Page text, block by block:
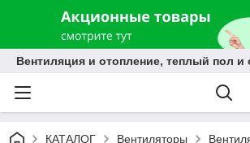
Вентиляция и отопление, теплый пол
КАТАЛОГ Вентиляторы